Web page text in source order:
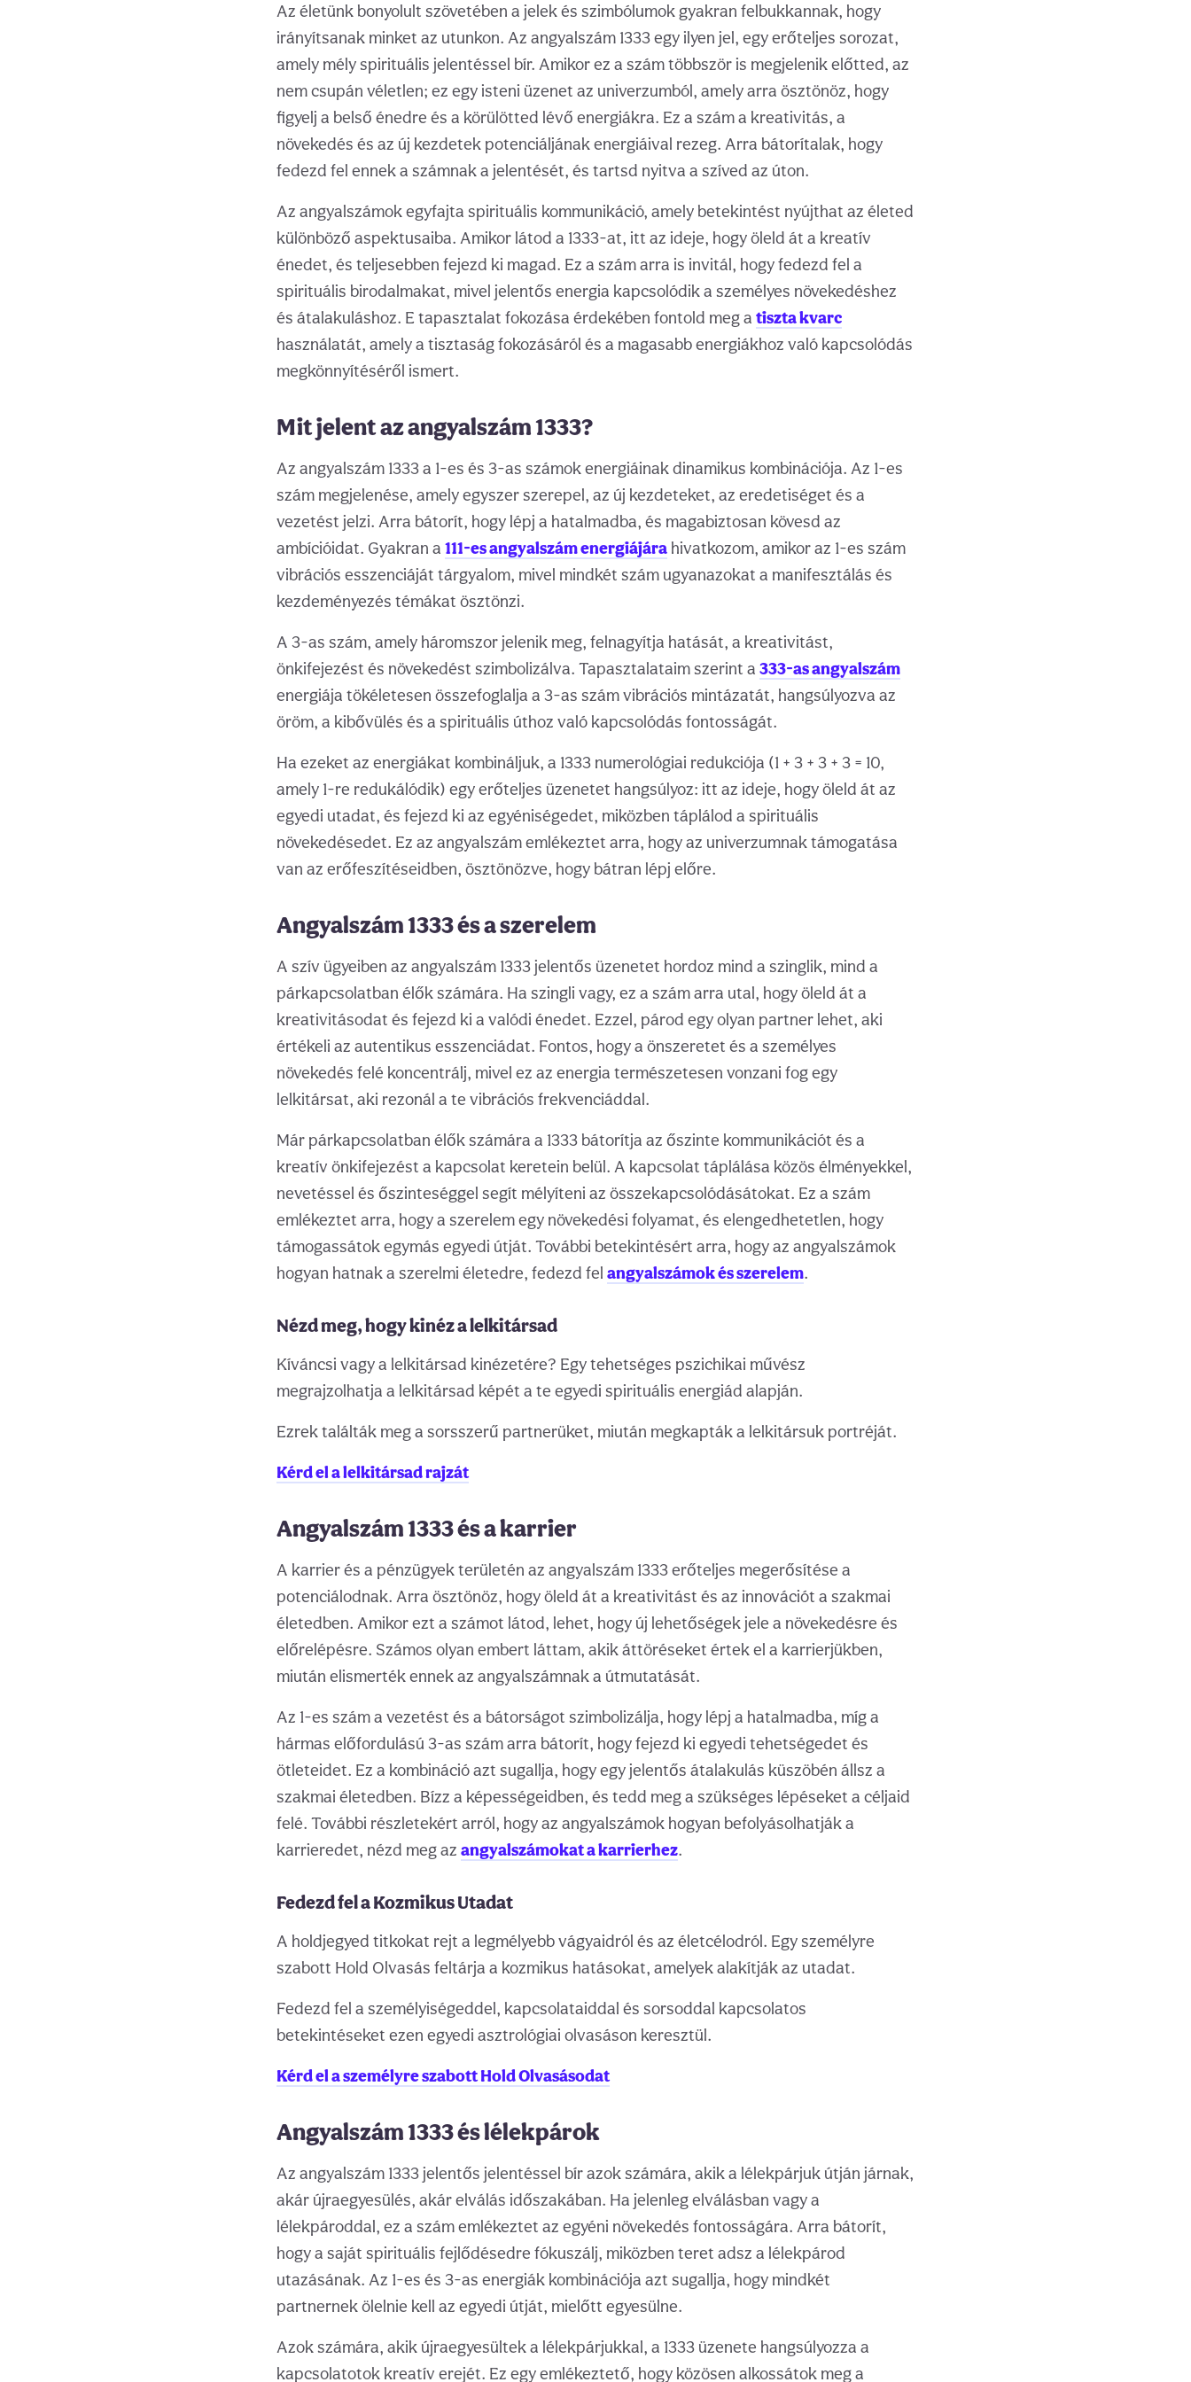
Az életünk bonyolult szövetében a jelek és szimbólumok gyakran felbukkannak, hogy
irányítsanak minket az utunkon. Az angyalszám 1333 egy ilyen jel, egy erőteljes sorozat,
amely mély spirituális jelentéssel bír. Amikor ez a szám többször is megjelenik előtted, az
nem csupán véletlen; ez egy isteni üzenet az univerzumból, amely arra ösztönöz, hogy
figyelj a belső énedre és a körülötted lévő energiákra. Ez a szám a kreativitás, a
növekedés és az új kezdetek potenciáljának energiáival rezeg. Arra bátorítalak, hogy
fedezd fel ennek a számnak a jelentését, és tartsd nyitva a szíved az úton.
Az angyalszámok egyfajta spirituális kommunikáció, amely betekintést nyújthat az életed
különböző aspektusaiba. Amikor látod a 1333-at, itt az ideje, hogy öleld át a kreatív
énedet, és teljesebben fejezd ki magad. Ez a szám arra is invitál, hogy fedezd fel a
spirituális birodalmakat, mivel jelentős energia kapcsolódik a személyes növekedéshez
és átalakuláshoz. E tapasztalat fokozása érdekében fontold meg a tiszta kvarc
használatát, amely a tisztaság fokozásáról és a magasabb energiákhoz való kapcsolódás
megkönnyítéséről ismert.
Mit jelent az angyalszám 1333?
Az angyalszám 1333 a 1-es és 3-as számok energiáinak dinamikus kombinációja. Az 1-es
szám megjelenése, amely egyszer szerepel, az új kezdeteket, az eredetiséget és a
vezetést jelzi. Arra bátorít, hogy lépj a hatalmadba, és magabiztosan kövesd az
ambícióidat. Gyakran a 111-es angyalszám energiájára hivatkozom, amikor az 1-es szám
vibrációs esszenciáját tárgyalom, mivel mindkét szám ugyanazokat a manifesztálás és
kezdeményezés témákat ösztönzi.
A 3-as szám, amely háromszor jelenik meg, felnagyítja hatását, a kreativitást,
önkifejezést és növekedést szimbolizálva. Tapasztalataim szerint a 333-as angyalszám
energiája tökéletesen összefoglalja a 3-as szám vibrációs mintázatát, hangsúlyozva az
öröm, a kibővülés és a spirituális úthoz való kapcsolódás fontosságát.
Ha ezeket az energiákat kombináljuk, a 1333 numerológiai redukciója (1 + 3 + 3 + 3 = 10,
amely 1-re redukálódik) egy erőteljes üzenetet hangsúlyoz: itt az ideje, hogy öleld át az
egyedi utadat, és fejezd ki az egyéniségedet, miközben táplálod a spirituális
növekedésedet. Ez az angyalszám emlékeztet arra, hogy az univerzumnak támogatása
van az erőfeszítéseidben, ösztönözve, hogy bátran lépj előre.
Angyalszám 1333 és a szerelem
A szív ügyeiben az angyalszám 1333 jelentős üzenetet hordoz mind a szinglik, mind a
párkapcsolatban élők számára. Ha szingli vagy, ez a szám arra utal, hogy öleld át a
kreativitásodat és fejezd ki a valódi énedet. Ezzel, párod egy olyan partner lehet, aki
értékeli az autentikus esszenciádat. Fontos, hogy a önszeretet és a személyes
növekedés felé koncentrálj, mivel ez az energia természetesen vonzani fog egy
lelkitársat, aki rezonál a te vibrációs frekvenciáddal.
Már párkapcsolatban élők számára a 1333 bátorítja az őszinte kommunikációt és a
kreatív önkifejezést a kapcsolat keretein belül. A kapcsolat táplálása közös élményekkel,
nevetéssel és őszinteséggel segít mélyíteni az összekapcsolódásátokat. Ez a szám
emlékeztet arra, hogy a szerelem egy növekedési folyamat, és elengedhetetlen, hogy
támogassátok egymás egyedi útját. További betekintésért arra, hogy az angyalszámok
hogyan hatnak a szerelmi életedre, fedezd fel angyalszámok és szerelem.
Nézd meg, hogy kinéz a lelkitársad
Kíváncsi vagy a lelkitársad kinézetére? Egy tehetséges pszichikai művész
megrajzolhatja a lelkitársad képét a te egyedi spirituális energiád alapján.
Ezrek találták meg a sorsszerű partnerüket, miután megkapták a lelkitársuk portréját.
Kérd el a lelkitársad rajzát
Angyalszám 1333 és a karrier
A karrier és a pénzügyek területén az angyalszám 1333 erőteljes megerősítése a
potenciálodnak. Arra ösztönöz, hogy öleld át a kreativitást és az innovációt a szakmai
életedben. Amikor ezt a számot látod, lehet, hogy új lehetőségek jele a növekedésre és
előrelépésre. Számos olyan embert láttam, akik áttöréseket értek el a karrierjükben,
miután elismerték ennek az angyalszámnak a útmutatását.
Az 1-es szám a vezetést és a bátorságot szimbolizálja, hogy lépj a hatalmadba, míg a
hármas előfordulású 3-as szám arra bátorít, hogy fejezd ki egyedi tehetségedet és
ötleteidet. Ez a kombináció azt sugallja, hogy egy jelentős átalakulás küszöbén állsz a
szakmai életedben. Bízz a képességeidben, és tedd meg a szükséges lépéseket a céljaid
felé. További részletekért arról, hogy az angyalszámok hogyan befolyásolhatják a
karrieredet, nézd meg az angyalszámokat a karrierhez.
Fedezd fel a Kozmikus Utadat
A holdjegyed titkokat rejt a legmélyebb vágyaidról és az életcélodról. Egy személyre
szabott Hold Olvasás feltárja a kozmikus hatásokat, amelyek alakítják az utadat.
Fedezd fel a személyiségeddel, kapcsolataiddal és sorsoddal kapcsolatos
betekintéseket ezen egyedi asztrológiai olvasáson keresztül.
Kérd el a személyre szabott Hold Olvasásodat
Angyalszám 1333 és lélekpárok
Az angyalszám 1333 jelentős jelentéssel bír azok számára, akik a lélekpárjuk útján járnak,
akár újraegyesülés, akár elválás időszakában. Ha jelenleg elválásban vagy a
lélekpároddal, ez a szám emlékeztet az egyéni növekedés fontosságára. Arra bátorít,
hogy a saját spirituális fejlődésedre fókuszálj, miközben teret adsz a lélekpárod
utazásának. Az 1-es és 3-as energiák kombinációja azt sugallja, hogy mindkét
partnernek ölelnie kell az egyedi útját, mielőtt egyesülne.
Azok számára, akik újraegyesültek a lélekpárjukkal, a 1333 üzenete hangsúlyozza a
kapcsolatotok kreatív erejét. Ez egy emlékeztető, hogy közösen alkossátok meg a